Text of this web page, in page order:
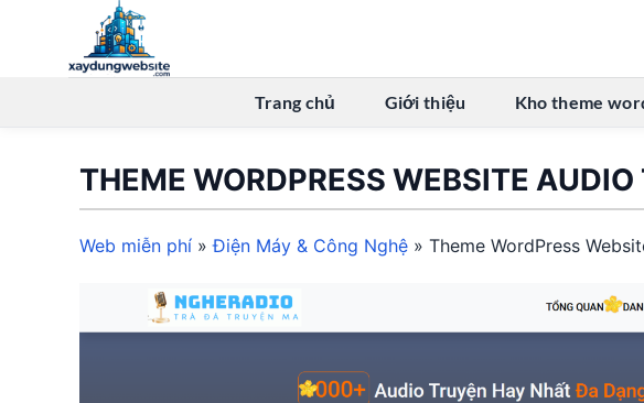
Trang chủ Giới thiệu Kho theme
THEME WORDPRESS WEBSITE
Web miễn phí »Điện Máy & Công Nghệ » Theme WordPress